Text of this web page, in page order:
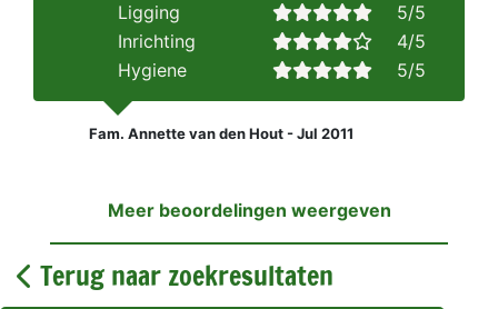
Ligging
5/5
Inrichting
4/5
Hygiene
5/5
Fam. Annette van den Hout - Jul 2011
Meer beoordelingen weergeven
Terug naar zoekresultaten